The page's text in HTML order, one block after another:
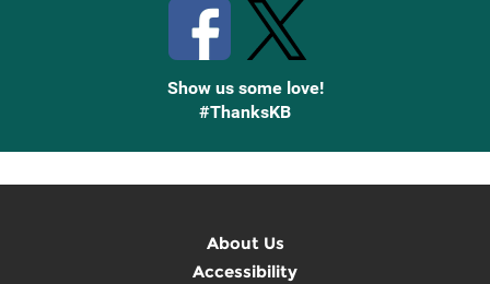
Show us some love!
#ThanksKB
About Us
Accessibility